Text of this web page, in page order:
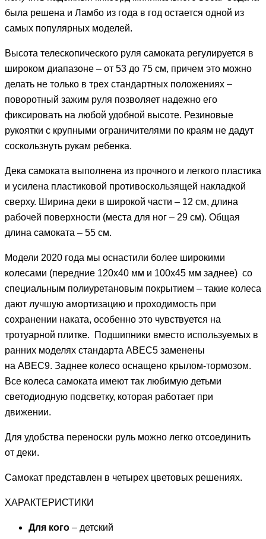
была решена и Ламбо из года в год остается одной из
самых популярных моделей.
Высота телескопического руля самоката регулируется в
широком диапазоне – от 53 до 75 см, причем это можно
делать не только в трех стандартных положениях –
поворотный зажим руля позволяет надежно его
фиксировать на любой удобной высоте. Резиновые
рукоятки с крупными ограничителями по краям не дадут
соскользнуть рукам ребенка.
Дека самоката выполнена из прочного и легкого пластика
и усилена пластиковой противоскользящей накладкой
сверху. Ширина деки в широкой части – 12 см, длина
рабочей поверхности (места для ног – 29 см). Общая
длина самоката – 55 см.
Модели 2020 года мы оснастили более широкими
колесами (передние 120х40 мм и 100х45 мм заднее) со
специальным полиуретановым покрытием – такие колеса
дают лучшую амортизацию и проходимость при
сохранении наката, особенно это чувствуется на
тротуарной плитке. Подшипники вместо используемых в
ранних моделях стандарта ABEC5 заменены
на ABEC9. Заднее колесо оснащено крылом-тормозом.
Все колеса самоката имеют так любимую детьми
светодиодную подсветку, которая работает при
движении.
Для удобства переноски руль можно легко отсоединить
от деки.
Самокат представлен в четырех цветовых решениях.
ХАРАКТЕРИСТИКИ
Для кого – детский